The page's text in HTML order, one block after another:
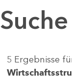
Suche
5 Ergebnisse